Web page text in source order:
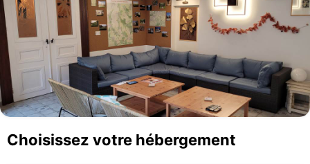
Choisissez votre hébergement